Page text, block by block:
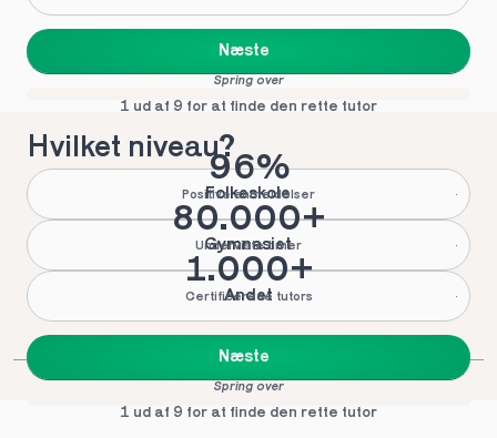
Næste
Spring over
1 ud af 9 for at finde den rette tutor
Hvilket niveau?
Folkeskole
Gymnasiet
Andet
Næste
Spring over
1 ud af 9 for at finde den rette tutor
96%
Positive anmeldelser
80.000+
Underviste timer
1.000+
Certificerede tutors